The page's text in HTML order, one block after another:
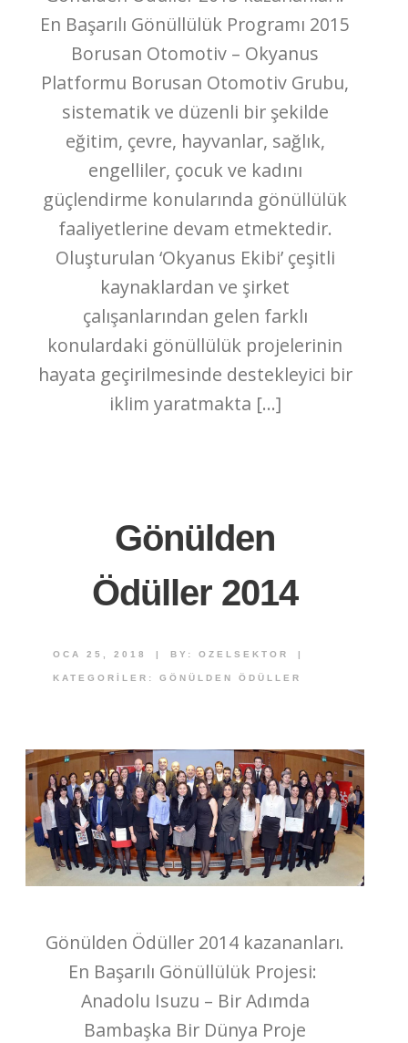
En Başarılı Gönüllülük Programı 2015
Borusan Otomotiv – Okyanus
Platformu Borusan Otomotiv Grubu,
sistematik ve düzenli bir şekilde
eğitim, çevre, hayvanlar, sağlık,
engelliler, çocuk ve kadını
güçlendirme konularında gönüllülük
faaliyetlerine devam etmektedir.
Oluşturulan ‘Okyanus Ekibi’ çeşitli
kaynaklardan ve şirket
çalışanlarından gelen farklı
konulardaki gönüllülük projelerinin
hayata geçirilmesinde destekleyici bir
iklim yaratmakta […]
Gönülden
Ödüller 2014
OCA 25, 2018 | BY: OZELSEKTOR |
KATEGORILER: GÖNÜLDEN ÖDÜLLER
Gönülden Ödüller 2014 kazananları.
En Başarılı Gönüllülük Projesi:
Anadolu Isuzu – Bir Adımda
Bambaşka Bir Dünya Proje